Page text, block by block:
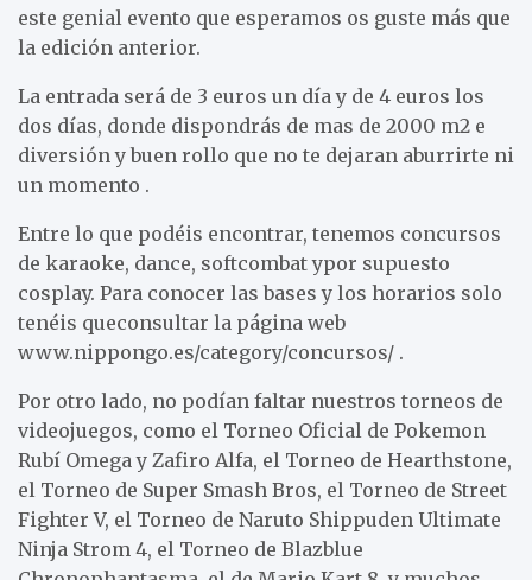
este genial evento que esperamos os guste más que
la edición anterior.
La entrada será de 3 euros un día y de 4 euros los
dos días, donde dispondrás de mas de 2000 m2 e
diversión y buen rollo que no te dejaran aburrirte ni
un momento .
Entre lo que podéis encontrar, tenemos concursos
de karaoke, dance, softcombat ypor supuesto
cosplay. Para conocer las bases y los horarios solo
tenéis queconsultar la página web
www.nippongo.es/category/concursos/ .
Por otro lado, no podían faltar nuestros torneos de
videojuegos, como el Torneo Oficial de Pokemon
Rubí Omega y Zafiro Alfa, el Torneo de Hearthstone,
el Torneo de Super Smash Bros, el Torneo de Street
Fighter V, el Torneo de Naruto Shippuden Ultimate
Ninja Strom 4, el Torneo de Blazblue